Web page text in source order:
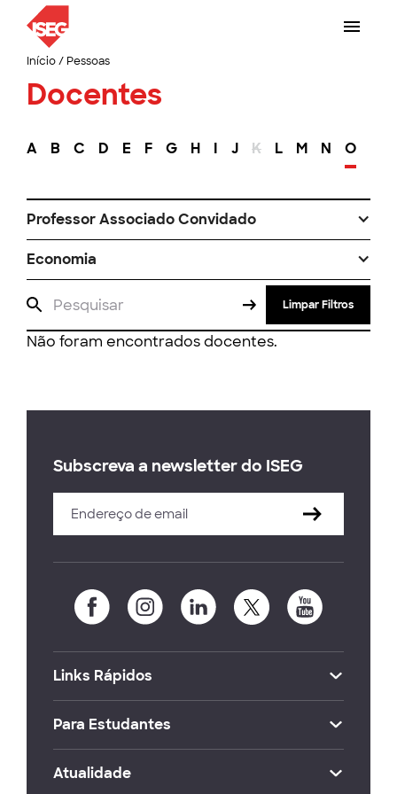
Início/ Pessoas
Docentes
A B C D E F G H I J K L M N O
Professor Associado Convidado
Economia
Limpar Filtros
Não foram encontrados docentes.
Subscreva a newsletter do ISEG
Links Rápidos
Para Estudantes
Atualidade